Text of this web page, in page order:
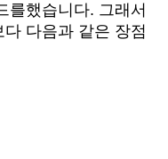
를했습니다. 그래서
다음과 같은 장점